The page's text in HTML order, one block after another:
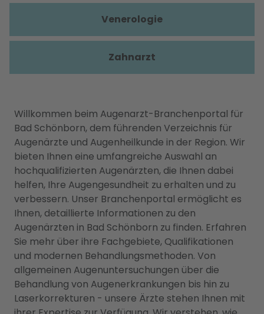
Willkommen beim Augenarzt-Branchenportal für
Bad Schönborn, dem führenden Verzeichnis für
Augenärzte und Augenheilkunde in der Region. Wir
bieten Ihnen eine umfangreiche Auswahl an
hochqualifizierten Augenärzten, die Ihnen dabei
helfen, Ihre Augengesundheit zu erhalten und zu
verbessern. Unser Branchenportal ermöglicht es
Ihnen, detaillierte Informationen zu den
Augenärzten in Bad Schönborn zu finden. Erfahren
Sie mehr über ihre Fachgebiete, Qualifikationen
und modernen Behandlungsmethoden. Von
allgemeinen Augenuntersuchungen über die
Behandlung von Augenerkrankungen bis hin zu
Laserkorrekturen - unsere Ärzte stehen Ihnen mit
Venerologie
Zahnarzt